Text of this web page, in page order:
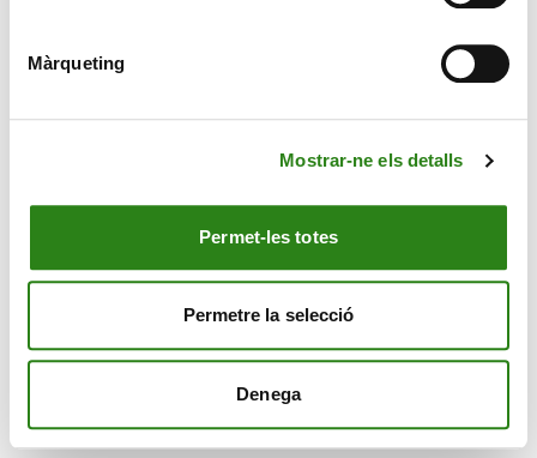
Màrqueting
Mostrar-ne els detalls
Permet-les totes
Permetre la selecció
Denega
CONTACTE
EL NOSTRE GRUP